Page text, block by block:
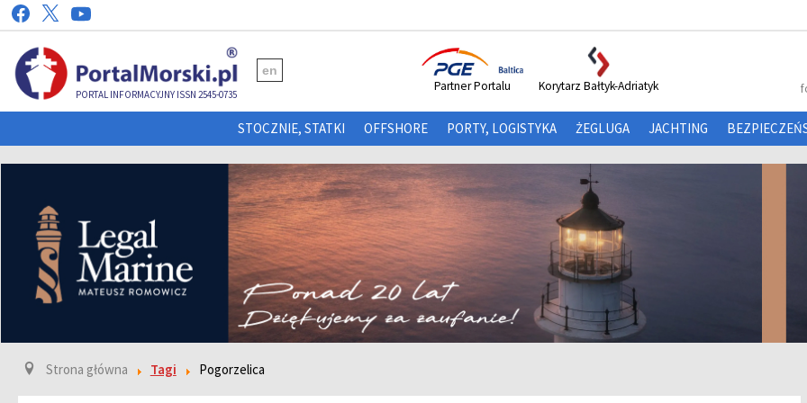
PORTAL INFORMACYJNY ISSN 2545-0735
en
Partner Portalu Korytarz Bałtyk-Adriatyk
STOCZNIE, STATKI OFFSHORE PORTY, LOGISTYKA ŻEGLUGA JACHTING
Strona główna Tagi Pogorzelica